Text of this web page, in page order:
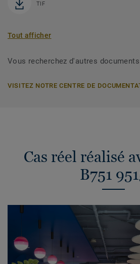
TIF
Tout afficher
Vous recherchez d'autres documents
VISITEZ NOTRE CENTRE DE
Cas réel réalisé
B751